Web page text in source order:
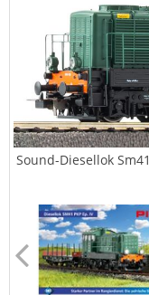
Sound-Diesellok